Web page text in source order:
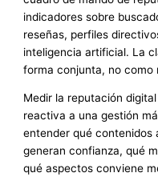
indicadores sobre
reseñas, perfiles
inteligencia artificial. La
forma conjunta, no como
Medir la reputación
reactiva a una gestión
entender qué contenidos
generan confianza, qué
qué aspectos conviene